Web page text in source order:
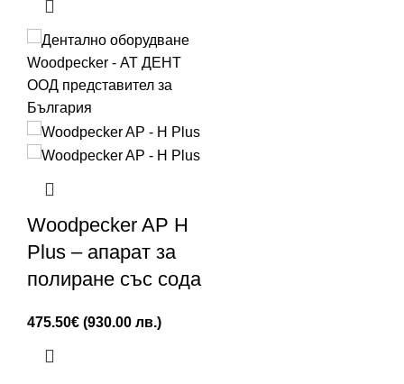
Woodpecker AP H
Plus – апарат за
полиране със сода
475.50€ (930.00 лв.)